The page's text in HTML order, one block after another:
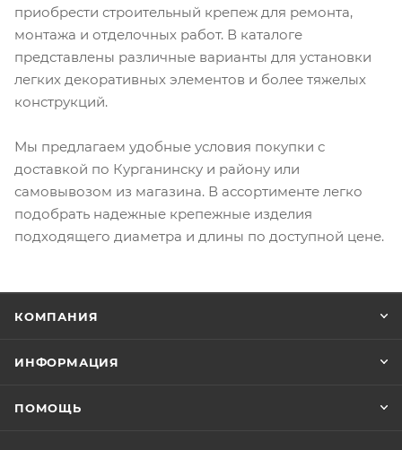
приобрести строительный крепеж для ремонта,
монтажа и отделочных работ. В каталоге
представлены различные варианты для установки
легких декоративных элементов и более тяжелых
конструкций.
Мы предлагаем удобные условия покупки с
доставкой по Курганинску и району или
самовывозом из магазина. В ассортименте легко
подобрать надежные крепежные изделия
подходящего диаметра и длины по доступной цене.
КОМПАНИЯ
ИНФОРМАЦИЯ
ПОМОЩЬ